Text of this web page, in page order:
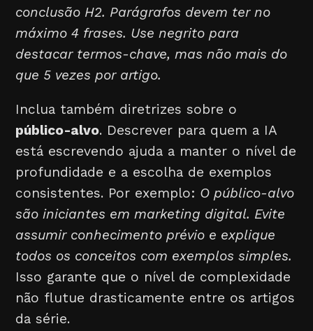
conclusão H2. Parágrafos devem ter no
máximo 4 frases. Use negrito para
destacar termos-chave, mas não mais do
que 5 vezes por artigo.
Inclua também diretrizes sobre o
público-alvo. Descrever para quem a IA
está escrevendo ajuda a manter o nível de
profundidade e a escolha de exemplos
consistentes. Por exemplo: O público-alvo
são iniciantes em marketing digital. Evite
assumir conhecimento prévio e explique
todos os conceitos com exemplos simples.
Isso garante que o nível de complexidade
não flutue drasticamente entre os artigos
da série.